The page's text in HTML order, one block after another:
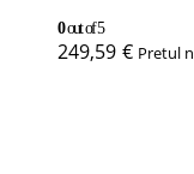
0out of 5
249,59 € Pretul